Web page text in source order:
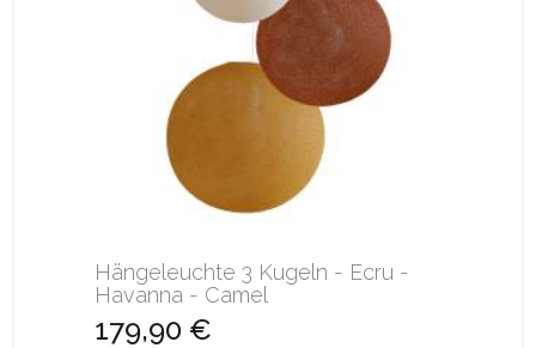
Hängeleuchte 3 Kugeln - Ecru -
Havanna - Camel
179,90 €